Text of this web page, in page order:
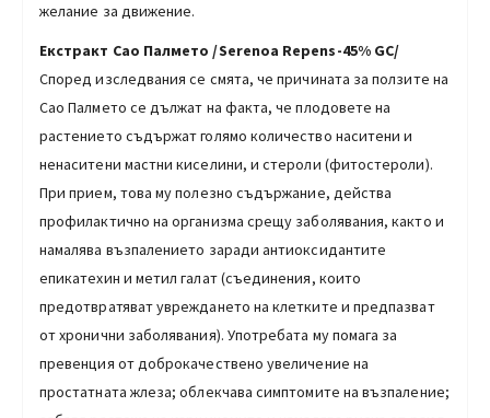
желание за движение.
Екстракт Сао Палмето /Serenoa Repens-45% GC/
Според изследвания се смята, че причината за ползите на
Сао Палмето се дължат на факта, че плодовете на
растението съдържат голямо количество наситени и
ненаситени мастни киселини, и стероли (фитостероли).
При прием, това му полезно съдържание, действа
профилактично на организма срещу заболявания, както и
намалява възпалението заради антиоксидантите
епикатехин и метил галат (съединения, които
предотвратяват увреждането на клетките и предпазват
от хронични заболявания). Употребата му помага за
превенция от доброкачествено увеличение на
простатната жлеза; облекчава симптомите на възпаление;